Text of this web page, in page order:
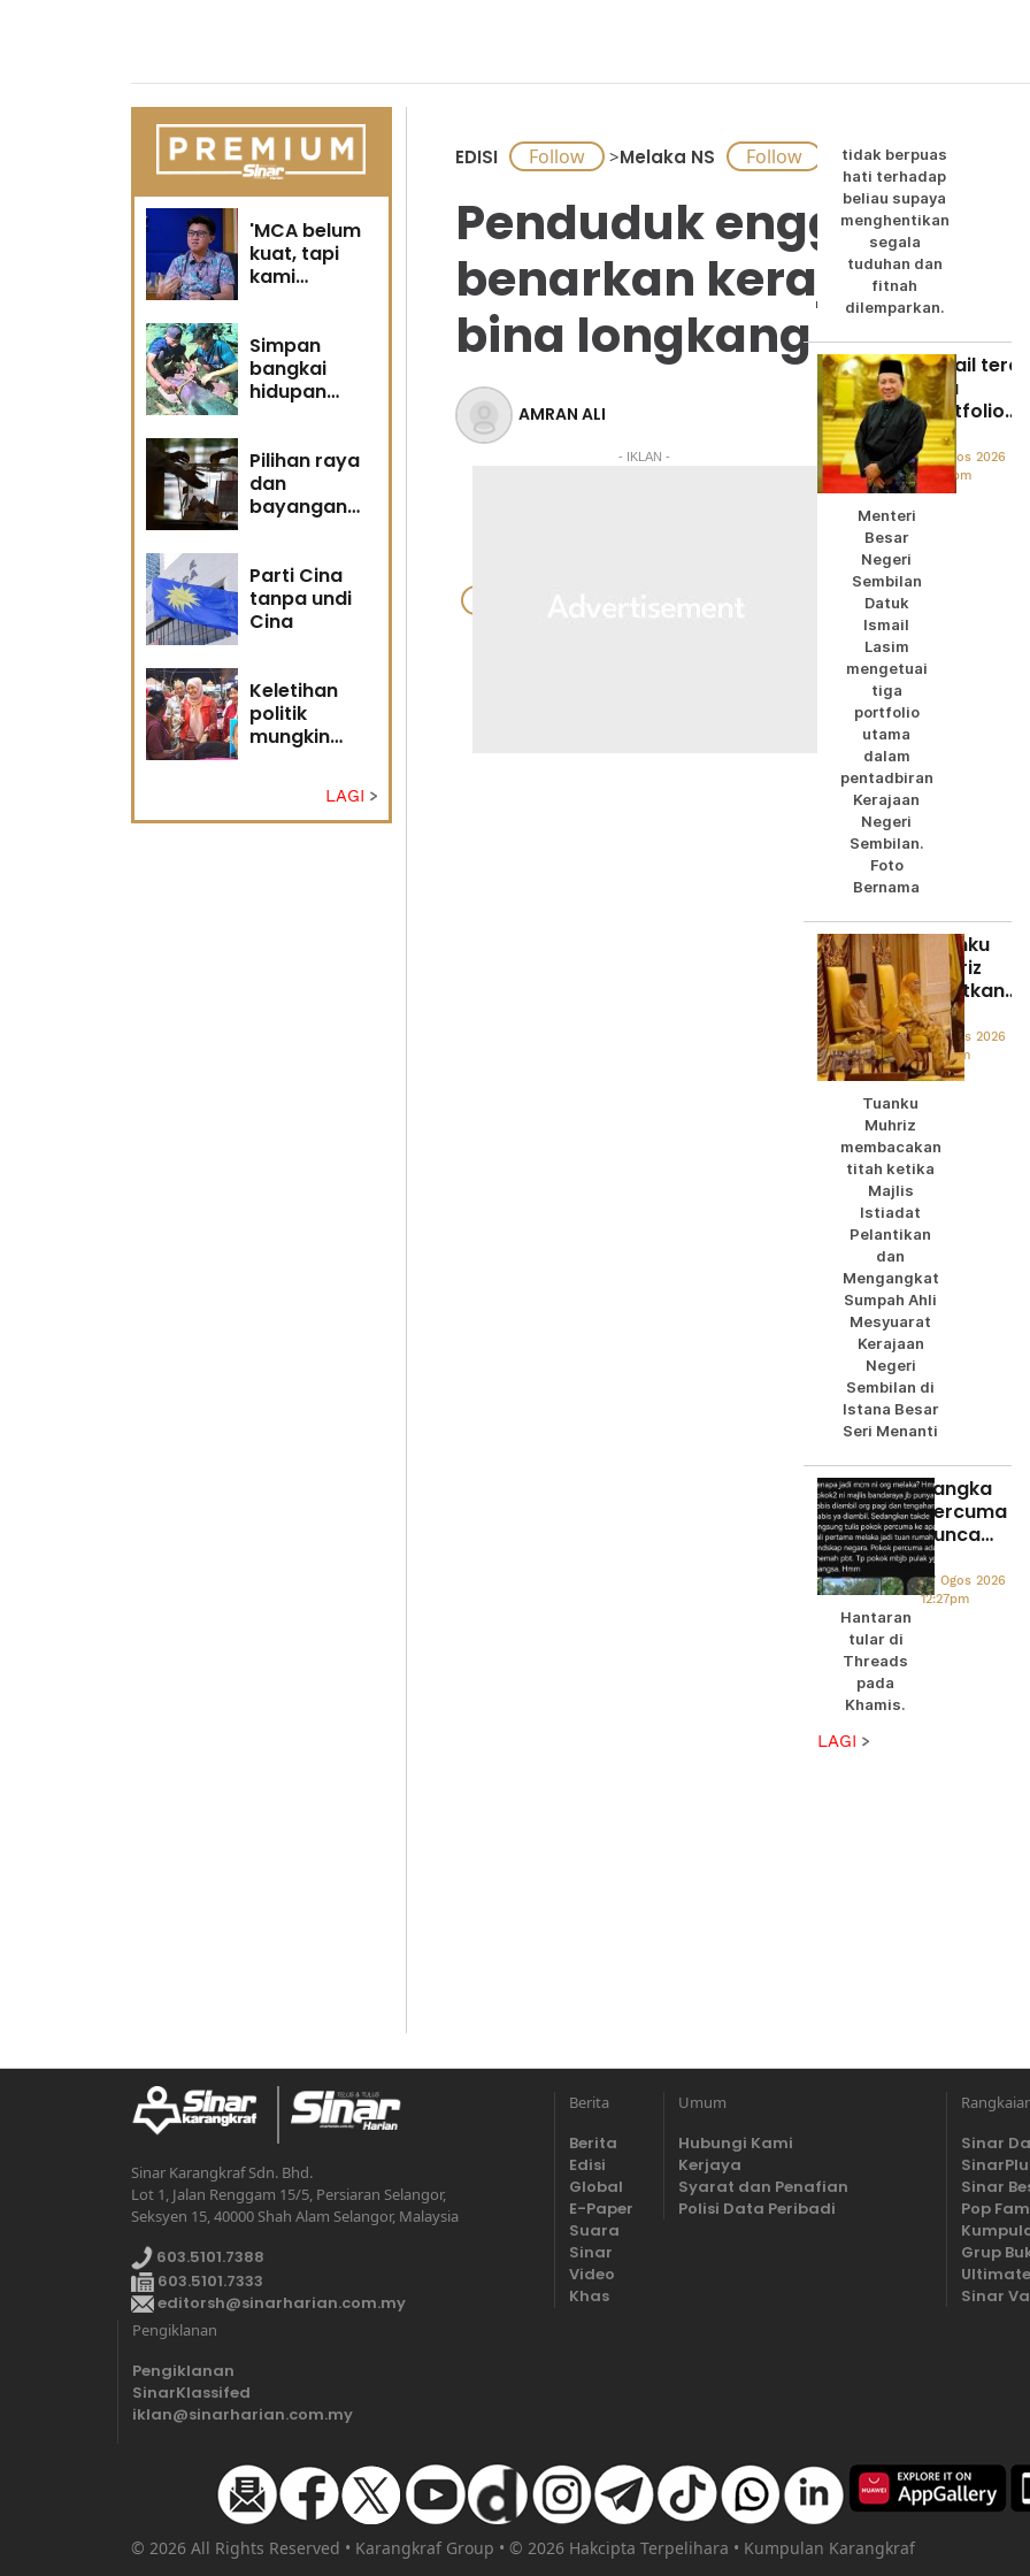
'MCA belum
kuat, tapi
kami
Simpan
bangkai
hidupan
Pilihan raya
dan
bayangan
Parti Cina
tanpa undi
Cina
Keletihan
politik
mungkin
Penganalisis
LAGI
EDISI >Melaka NS
Penduduk enggan
benarkan kerajaan
bina longkang
AMRAN ALI
- IKLAN -
menggesa
tidak berpuas
hati terhadap
beliau supaya
menghentikan
segala
tuduhan dan
fitnah
dilemparkan.
Menteri
Besar
Negeri
Sembilan
Datuk
Ismail
Lasim
mengetuai
tiga
portfolio
utama
dalam
pentadbiran
Kerajaan
Negeri
Sembilan.
Foto
Bernama
Ismail terajui
tiga
portfolio
utama
pentadbiran
Kerajaan
07 Ogos 2026
01:30pm
Tuanku
Muhriz
membacakan
titah ketika
Majlis
Istiadat
Pelantikan
dan
Mengangkat
Sumpah Ahli
Mesyuarat
Kerajaan
Negeri
Sembilan di
Istana Besar
Seri Menanti
Tuanku
Muhriz
ingatkan
Exco Negeri
Sembilan
jujur, jangan
salah guna
07 Ogos 2026
12:56pm
Hantaran
tular di
Threads
pada
Khamis.
Sangka
percuma
punca
pengunjung
angkut
pokok
07 Ogos 2026
12:27pm
LAGI
Sinar Karangkraf Sdn. Bhd.
Lot 1, Jalan Renggam 15/5, Persiaran Selangor,
Seksyen 15, 40000 Shah Alam Selangor, Malaysia
603.5101.7388
603.5101.7333
editorsh@sinarharian.com.my
Berita
Berita
Edisi
Global
E-Paper
Suara
Sinar
Video
Khas
Umum
Hubungi Kami
Kerjaya
Syarat dan Penafian
Polisi Data Peribadi
Sinar
Sinar
Pop
Grup
Sinar
Pengiklanan
Pengiklanan
SinarKlassifed
iklan@sinarharian.com.my
© 2026 All Rights Reserved • Karangkraf Group • © 2026 Hakcipta Terpelihara • Kumpulan Karangkraf